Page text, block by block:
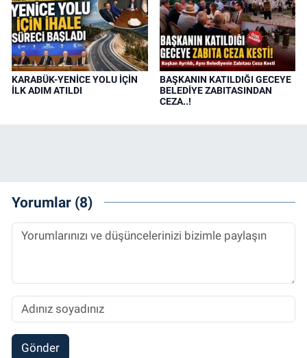
KARABÜK-YENİCE YOLU İÇİN
İLK ADIM ATILDI
BAŞKANIN KATILDIĞI GECEYE
BELEDİYE ZABITASINDAN
CEZA..!
Yorumlar (8)
Gönder